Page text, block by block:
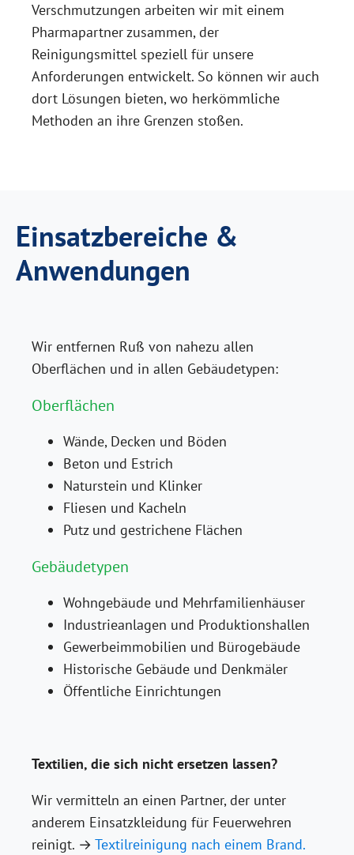
Verschmutzungen arbeiten wir mit einem
Pharmapartner zusammen, der
Reinigungsmittel speziell für unsere
Anforderungen entwickelt. So können wir auch
dort Lösungen bieten, wo herkömmliche
Methoden an ihre Grenzen stoßen.
Einsatzbereiche &
Anwendungen
Wir entfernen Ruß von nahezu allen
Oberflächen und in allen Gebäudetypen:
Oberflächen
Wände, Decken und Böden
Beton und Estrich
Naturstein und Klinker
Fliesen und Kacheln
Putz und gestrichene Flächen
Gebäudetypen
Wohngebäude und Mehrfamilienhäuser
Industrieanlagen und Produktionshallen
Gewerbeimmobilien und Bürogebäude
Historische Gebäude und Denkmäler
Öffentliche Einrichtungen
Textilien, die sich nicht ersetzen lassen?
Wir vermitteln an einen Partner, der unter
anderem Einsatzkleidung für Feuerwehren
reinigt. → Textilreinigung nach einem Brand.